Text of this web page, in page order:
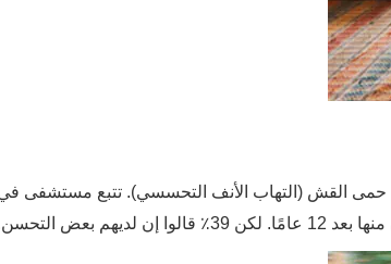
حمى القش (التهاب الأنف التحسسي). تتبع مستشفى